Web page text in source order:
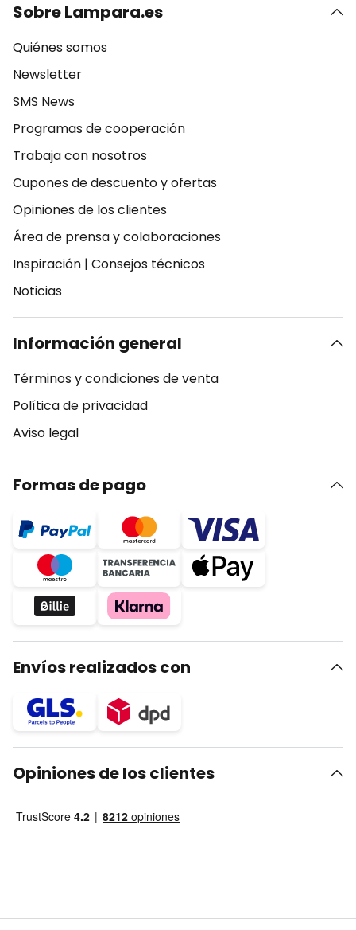
Sobre Lampara.es
Quiénes somos
Newsletter
SMS News
Programas de cooperación
Trabaja con nosotros
Cupones de descuento y ofertas
Opiniones de los clientes
Área de prensa y colaboraciones
Inspiración | Consejos técnicos
Noticias
Información general
Términos y condiciones de venta
Política de privacidad
Aviso legal
Formas de pago
Envíos realizados con
Opiniones de los clientes